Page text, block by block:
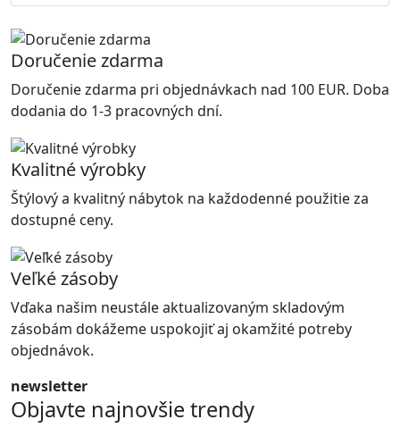
Doručenie zdarma
Doručenie zdarma pri objednávkach nad 100 EUR. Doba
dodania do 1-3 pracovných dní.
Kvalitné výrobky
Štýlový a kvalitný nábytok na každodenné použitie za
dostupné ceny.
Veľké zásoby
Vďaka našim neustále aktualizovaným skladovým
zásobám dokážeme uspokojiť aj okamžité potreby
objednávok.
newsletter
Objavte najnovšie trendy